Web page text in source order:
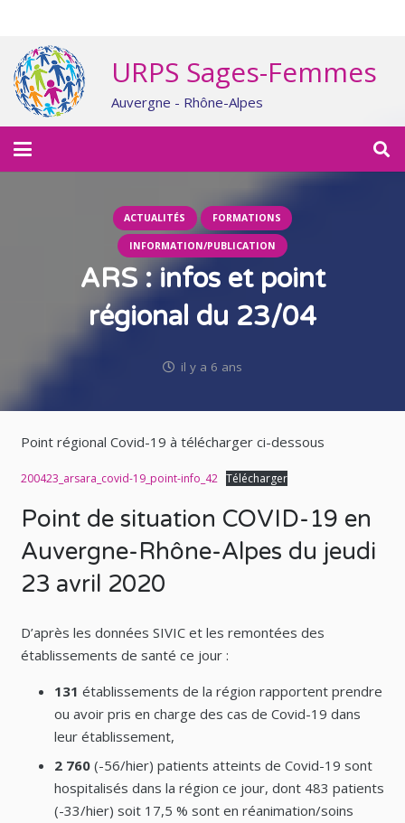
URPS Sages-Femmes
Auvergne - Rhône-Alpes
ACTUALITÉS FORMATIONS
INFORMATION/PUBLICATION
ARS : infos et point
régional du 23/04
il y a 6 ans
Point régional Covid-19 à télécharger ci-dessous
200423_arsara_covid-19_point-info_42 Télécharger
Point de situation COVID-19 en
Auvergne-Rhône-Alpes du jeudi
23 avril 2020
D’après les données SIVIC et les remontées des
établissements de santé ce jour :
131 établissements de la région rapportent prendre
ou avoir pris en charge des cas de Covid-19 dans
leur établissement,
2 760 (-56/hier) patients atteints de Covid-19 sont
hospitalisés dans la région ce jour, dont 483 patients
(-33/hier) soit 17,5 % sont en réanimation/soins